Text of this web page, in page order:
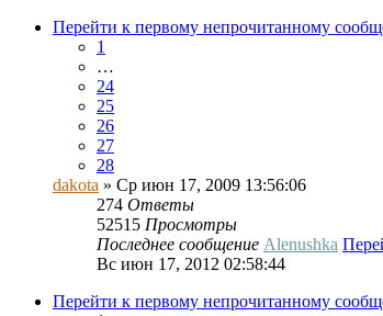
Перейти к первому непрочитанному
1
…
24
25
26
27
28
dakota » Ср июн 17, 2009 13:56:06
274 Ответы
52515 Просмотры
Последнее сообщение Alenushka
Вс июн 17, 2012 02:58:44
Перейти к первому непрочитанному